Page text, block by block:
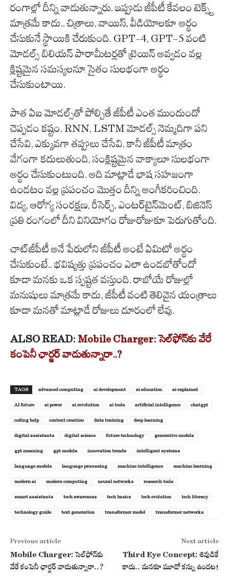
రంగాల్లో దీన్ని వాడుతున్నారు. ఇప్పుడు జీపీటీ కేవలం టెక్స్ట్
మాత్రమే కాదు.. చిత్రాలు, వాయిస్, వీడియోలకూ అర్థం
చేసుకునే స్థాయికి చేరుకుంది. GPT-4, GPT-5 వంటి
మోడల్స్ బిలియన్ పారామీటర్లతో ట్రెయిన్ అవ్వడం వల్ల
క్లిష్టమైన సమస్యలనూ సైతం సులభంగా అర్థం
చేసుకుంటాయి.
పాత ఏఐ మోడల్స్‌తో పోల్చితే జీపీటీ ఎంత ముందుందో
చెప్పడం కష్టం. RNN, LSTM మోడల్స్ నెమ్మదిగా పని
చేసేవి, ఎక్కువగా తప్పులు చేసేవి. కానీ జీపీటీ మాత్రం
వేగంగా కదులుతుంది, సంక్లిష్టమైన వాక్యాలూ సులభంగా
అర్థం చేసుకుంటుంది. అది మాట్లాడే భాష సహజంగా
ఉండటం వల్ల ప్రపంచం మొత్తం దీన్ని అంగీకరించింది.
విద్య, ఆరోగ్య సంరక్షణ, రీసెర్చ్, ఎంటర్‌టైన్‌మెంట్, బిజినెస్
ప్రతి రంగంలో దీని వినియోగం రోజురోజుకూ పెరుగుతోంది.
చాట్‌జీపీటీ అనే పేరులోని జీపీటీ అంటే ఏమిటో అర్థం
చేసుకుంటే.. భవిష్యత్తు ప్రపంచం ఎలా ఉండబోతోందో
కూడా మనకు ఒక స్పష్టత వస్తుంది. రాబోయే రోజుల్లో
మనుషులు మాత్రమే కాదు, జీపీటీ వంటి తెలివైన యంత్రాలు
కూడా మనతో మాట్లాడే రోజులు దూరంలో లేవు.
ALSO READ: Mobile Charger: సెల్‌ఫోన్‌కు వేరే
కంపెనీ ఛార్జర్ వాడుతున్నారా..?
TAGS advanced computing ai development ai education ai explained
AI future ai power ai revolution ai tools artificial intelligence chatgpt
coding help content creation data training deep learning
digital assistants digital science future technology generative models
gpt meaning gpt models innovation trends intelligent systems
language models language processing machine intelligence machine learning
modern ai modern computing neural networks research tools
smart assistants tech awareness tech basics tech evolution tech literacy
technology guide text generation transformer model transformer networks
Previous article
Mobile Charger: సెల్‌ఫోన్‌కు
వేరే కంపెనీ ఛార్జర్ వాడుతున్నారా..?
Next article
Third Eye Concept: శివుడికే
కాదు.. మనకూ మూడో కన్ను ఉందట!